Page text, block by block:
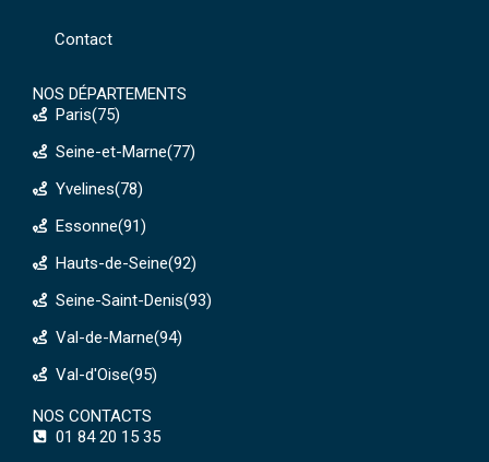
Contact
NOS DÉPARTEMENTS
Paris(75)
Seine-et-Marne(77)
Yvelines(78)
Essonne(91)
Hauts-de-Seine(92)
Seine-Saint-Denis(93)
Val-de-Marne(94)
Val-d'Oise(95)
NOS CONTACTS
01 84 20 15 35